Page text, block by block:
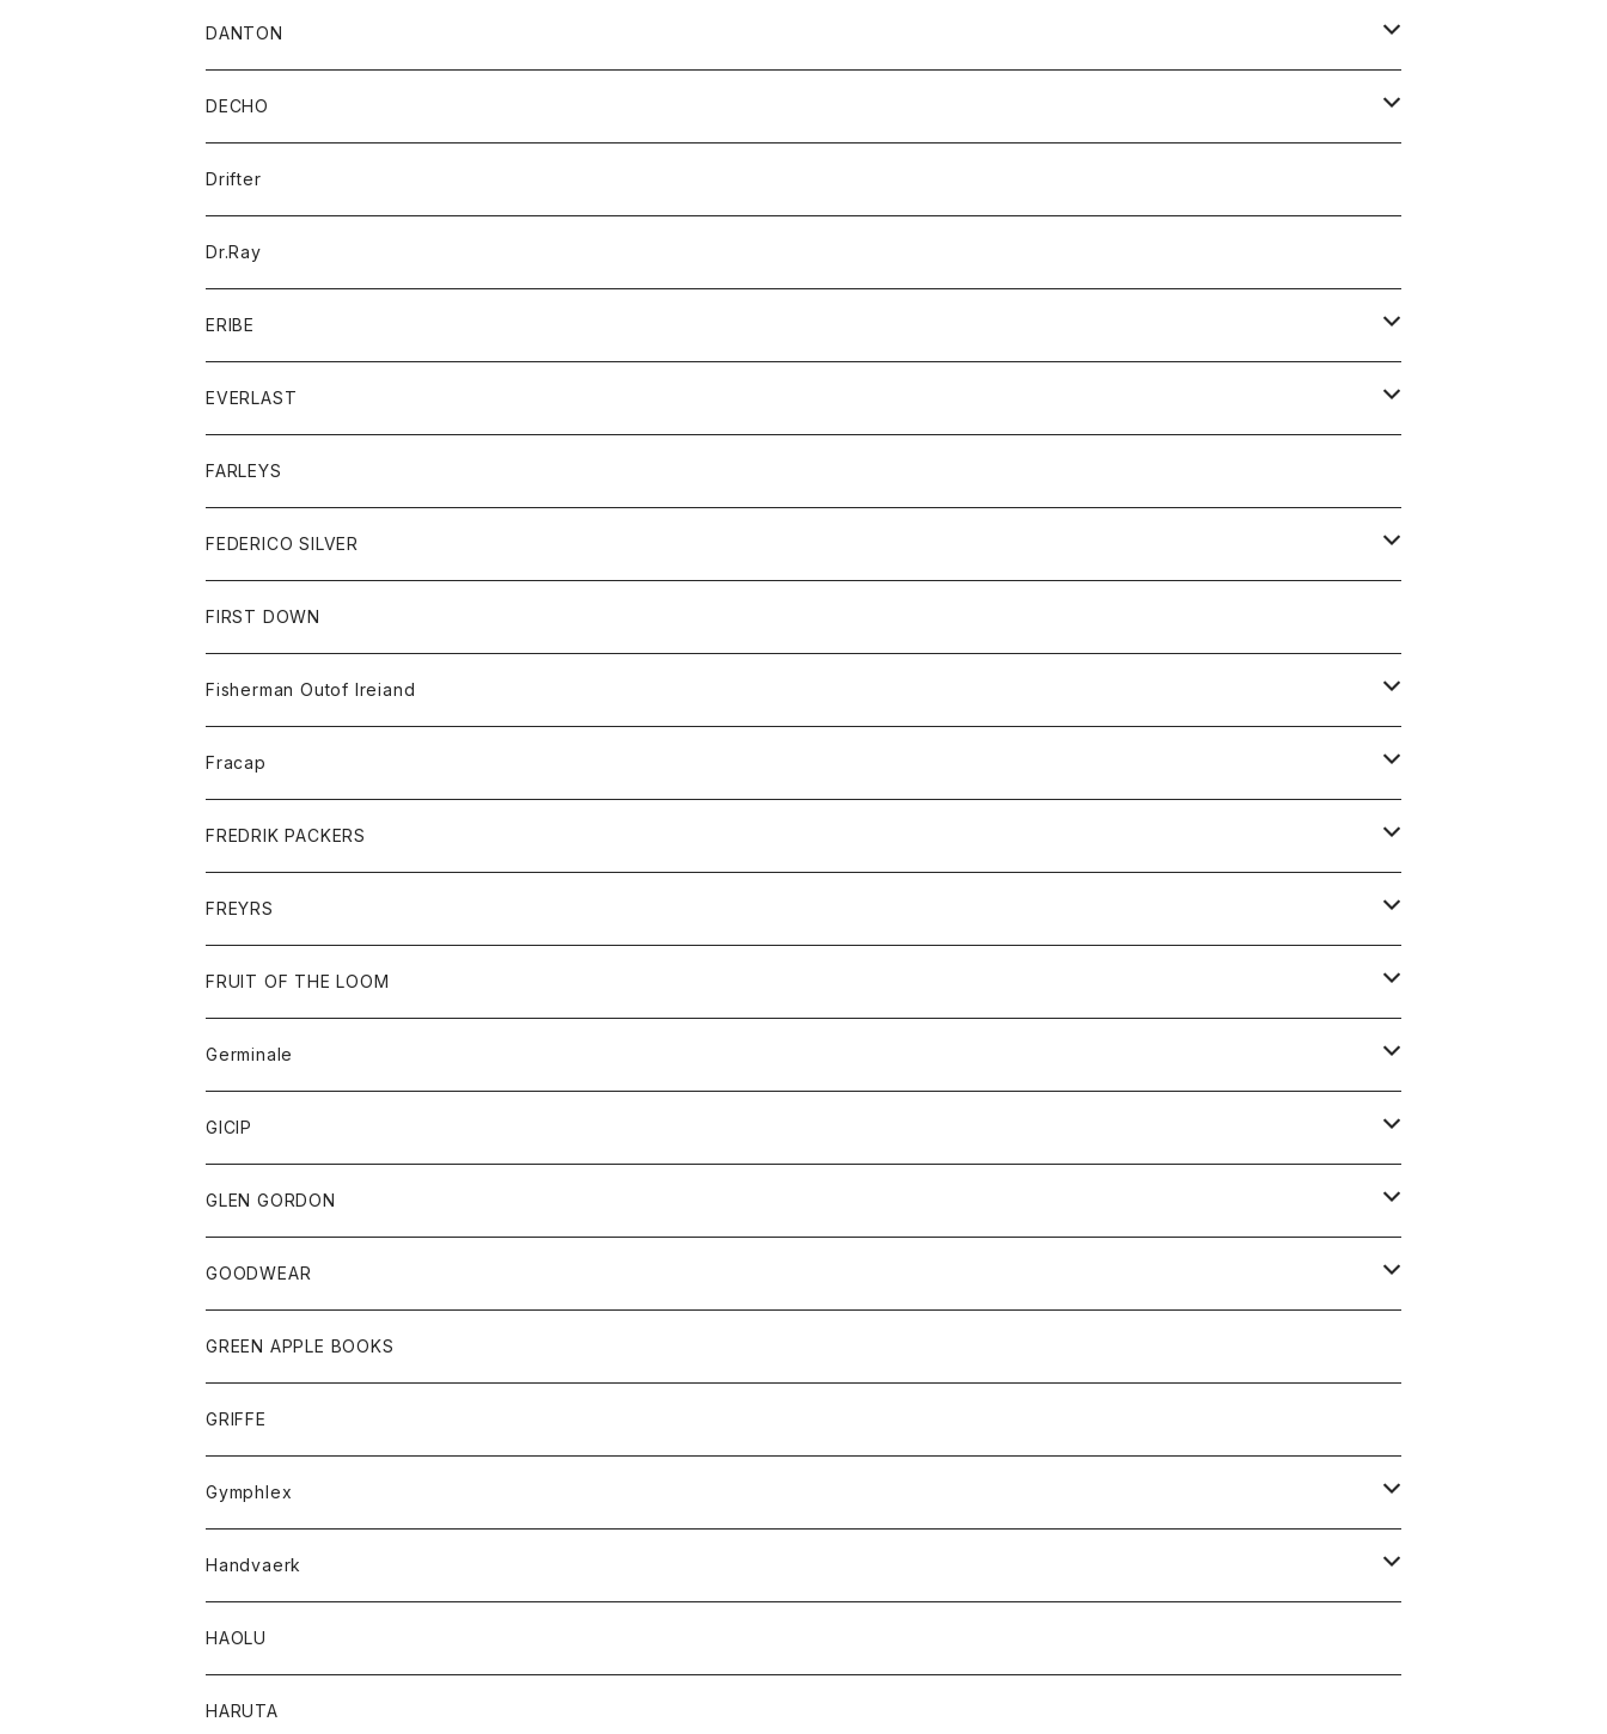
Tシャツ
パーカー
ブラウス
ウォレット
カードケース
バッグ
DANTON
アウター
コート
ジャケット
アクセサリー
バッグ
キッズ
シャツ
Tシャツ
グッズ
帽子
トップス
シャツ
セーター
ボトム
ショートパンツ
パンツ
レディース
コート
ジャケット
Tシャツ
ボトム
DECHO
帽子
Drifter
Dr.Ray
ERIBE
ニット
EVERLAST
トップス
ジャケット
スエットシャツ
ボトム
スエットパンツ
グッズ
帽子
FARLEYS
FEDERICO SILVER
アクセサリー
FIRST DOWN
Fisherman Outof Ireiand
ニット
Fracap
グッズ
靴
FREDRIK PACKERS
アクセサリー
バッグ
FREYRS
サングラス
FRUIT OF THE LOOM
アウター
パーカー
グッズ
ネクタイ
チーフ
トップス
シャツ
タンクトップ
ボトム
ショートパンツ
スカート
レディース
スカート
Tシャツ
Germinale
靴
サンダル
GICIP
トップス
Tシャツ
GLEN GORDON
グッズ
手袋
GOODWEAR
トップス
Tシャツ
GREEN APPLE BOOKS
GRIFFE
Gymphlex
アウター
カーディガン
コート
トップス
シャツ
レディース
Handvaerk
トップス
Tシャツ
HAOLU
HARUTA